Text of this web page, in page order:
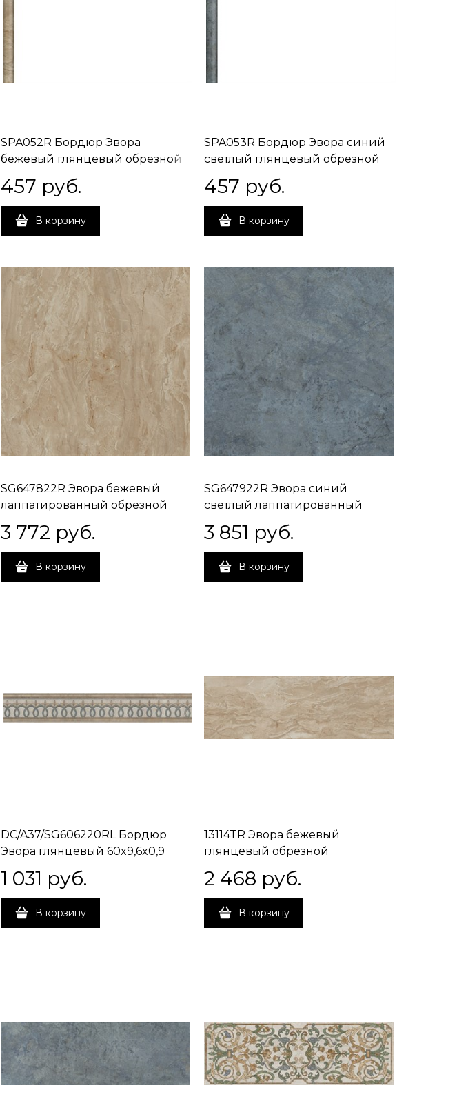
SPA052R Бордюр Эвора
бежевый глянцевый обрезной
30х2,5 30x2,5x19
457 руб.
В корзину
SPA053R Бордюр Эвора синий
светлый глянцевый обрезной
30х2,5 30x2,5x19
457 руб.
В корзину
SG647822R Эвора бежевый
лаппатированный обрезной
3 772 руб.
В корзину
SG647922R Эвора синий
светлый лаппатированный
обрезной 60x60x0,9
3 851 руб.
В корзину
DC/A37/SG606220RL Бордюр
Эвора глянцевый 60x9,6x0,9
1 031 руб.
В корзину
13114TR Эвора бежевый
глянцевый обрезной
2 468 руб.
В корзину